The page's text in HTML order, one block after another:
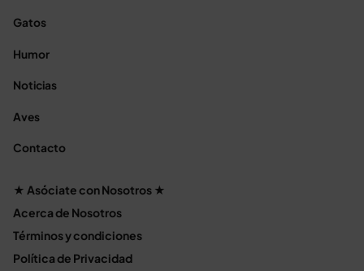
Gatos
Humor
Noticias
Aves
Contacto
★ Asóciate con Nosotros ★
Acerca de Nosotros
Términos y condiciones
Política de Privacidad